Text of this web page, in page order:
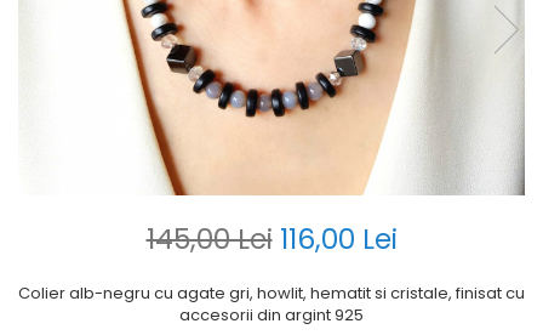
145,00 Lei 116,00 Lei
Colier alb-negru cu agate gri, howlit, hematit si cristale, finisat cu
accesorii din argint 925